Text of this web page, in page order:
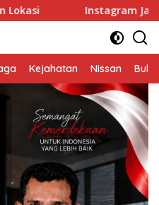
Jadi Jalur Transaksi,
Kejahatan Nissan